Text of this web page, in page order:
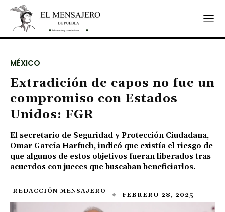
MÉXICO
Extradición de capos no fue un
compromiso con Estados
Unidos: FGR
El secretario de Seguridad y Protección Ciudadana,
Omar García Harfuch, indicó que existía el riesgo de
que algunos de estos objetivos fueran liberados tras
acuerdos con jueces que buscaban beneficiarlos.
REDACCIÓN MENSAJERO FEBRERO 28, 2025